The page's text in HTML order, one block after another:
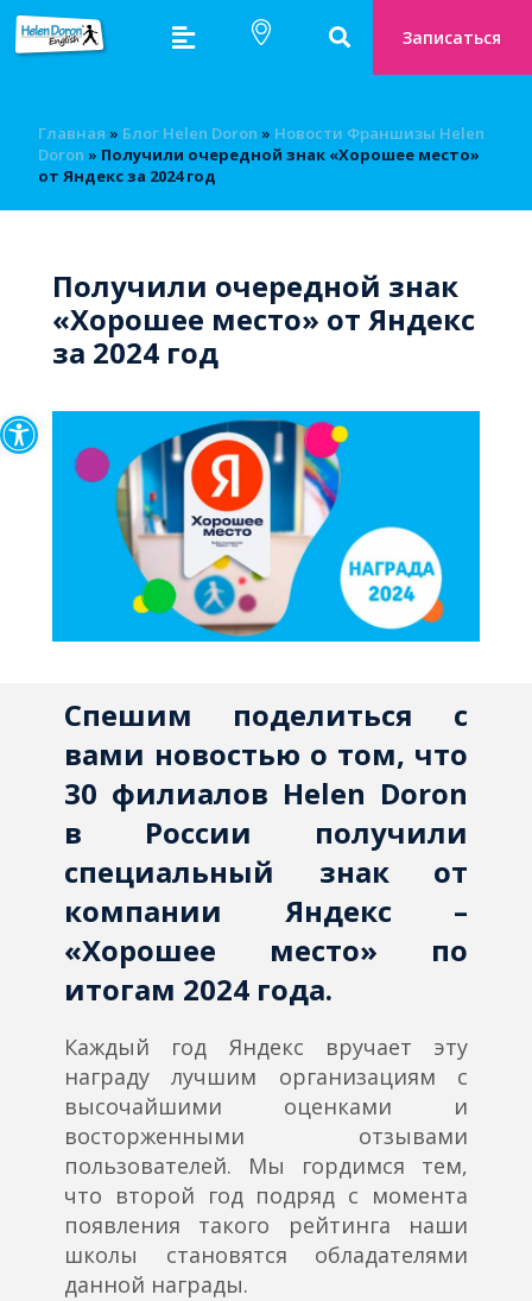
Открыть панель
Записаться
Главная » Блог Helen Doron » Новости Франшизы Helen
Doron » Получили очередной знак «Хорошее место»
от Яндекс за 2024 год
Получили очередной знак
«Хорошее место» от Яндекс
за 2024 год
Спешим поделиться с
вами новостью о том, что
30 филиалов Helen Doron
в России получили
специальный знак от
компании Яндекс –
«Хорошее место» по
итогам 2024 года.
Каждый год Яндекс вручает эту
награду лучшим организациям с
высочайшими оценками и
восторженными отзывами
пользователей. Мы гордимся тем,
что второй год подряд с момента
появления такого рейтинга наши
школы становятся обладателями
данной награды.